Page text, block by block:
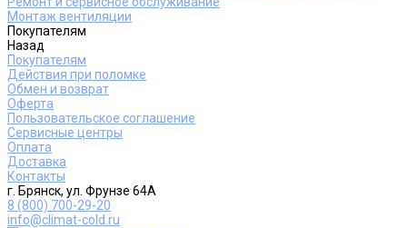
Монтаж вентиляции
Покупателям
Назад
Покупателям
Действия при поломке
Обмен и возврат
Оферта
Пользовательское соглашение
Сервисные центры
Оплата
Доставка
Контакты
г. Брянск, ул. Фрунзе 64А
8 (800) 700-29-20
info@climat-cold.ru